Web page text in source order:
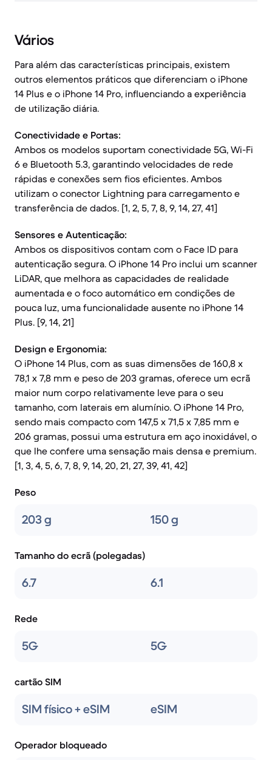
Vários
Para além das características principais, existem
outros elementos práticos que diferenciam o iPhone
14 Plus e o iPhone 14 Pro, influenciando a experiência
de utilização diária.
Conectividade e Portas:
Ambos os modelos suportam conectividade 5G, Wi-Fi
6 e Bluetooth 5.3, garantindo velocidades de rede
rápidas e conexões sem fios eficientes. Ambos
utilizam o conector Lightning para carregamento e
transferência de dados. [1, 2, 5, 7, 8, 9, 14, 27, 41]
Sensores e Autenticação:
Ambos os dispositivos contam com o Face ID para
autenticação segura. O iPhone 14 Pro inclui um scanner
LiDAR, que melhora as capacidades de realidade
aumentada e o foco automático em condições de
pouca luz, uma funcionalidade ausente no iPhone 14
Plus. [9, 14, 21]
Design e Ergonomia:
O iPhone 14 Plus, com as suas dimensões de 160,8 x
78,1 x 7,8 mm e peso de 203 gramas, oferece um ecrã
maior num corpo relativamente leve para o seu
tamanho, com laterais em alumínio. O iPhone 14 Pro,
sendo mais compacto com 147,5 x 71,5 x 7,85 mm e
206 gramas, possui uma estrutura em aço inoxidável, o
que lhe confere uma sensação mais densa e premium.
[1, 3, 4, 5, 6, 7, 8, 9, 14, 20, 21, 27, 39, 41, 42]
Peso
203 g 150 g
Tamanho do ecrã (polegadas)
6.7 6.1
Rede
5G 5G
cartão SIM
SIM físico + eSIM eSIM
Operador bloqueado